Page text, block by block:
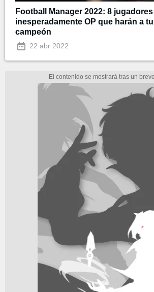
Football Manager 2022: 8 jugadores
inesperadamente OP que harán a
campeón
22 abr 2022